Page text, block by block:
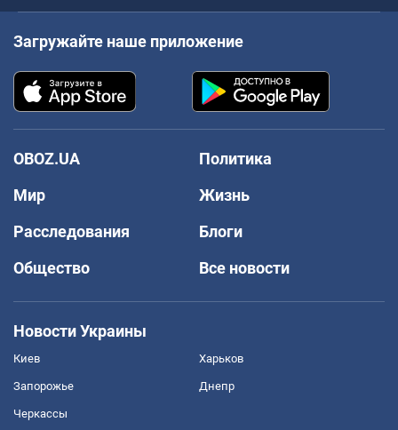
Загружайте наше приложение
OBOZ.UA
Политика
Мир
Жизнь
Расследования
Блоги
Общество
Все новости
Новости Украины
Киев Харьков
Запорожье Днепр
Черкассы